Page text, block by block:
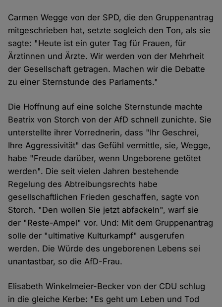
Carmen Wegge von der SPD, die den Gruppenantrag
mitgeschrieben hat, setzte sogleich den Ton, als sie
sagte: "Heute ist ein guter Tag für Frauen, für
Ärztinnen und Ärzte. Wir werden von der Mehrheit
der Gesellschaft getragen. Machen wir die Debatte
zu einer Sternstunde des Parlaments."
Die Hoffnung auf eine solche Sternstunde machte
Beatrix von Storch von der AfD schnell zunichte. Sie
unterstellte ihrer Vorrednerin, dass "Ihr Geschrei,
Ihre Aggressivität" das Gefühl vermittle, sie, Wegge,
habe "Freude darüber, wenn Ungeborene getötet
werden". Die seit vielen Jahren bestehende
Regelung des Abtreibungsrechts habe
gesellschaftlichen Frieden geschaffen, sagte von
Storch. "Den wollen Sie jetzt abfackeln", warf sie
der "Reste-Ampel" vor. Und: Mit dem Gruppenantrag
solle der "ultimative Kulturkampf" ausgerufen
werden. Die Würde des ungeborenen Lebens sei
unantastbar, so die AfD-Frau.
Elisabeth Winkelmeier-Becker von der CDU schlug
in die gleiche Kerbe: "Es geht um Leben und Tod